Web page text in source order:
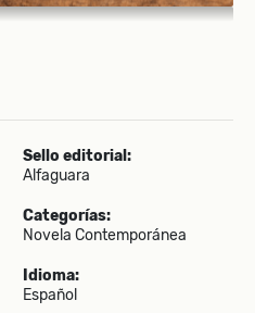
Sello editorial:
Alfaguara
Categorías:
Novela Contemporánea
Idioma:
Español